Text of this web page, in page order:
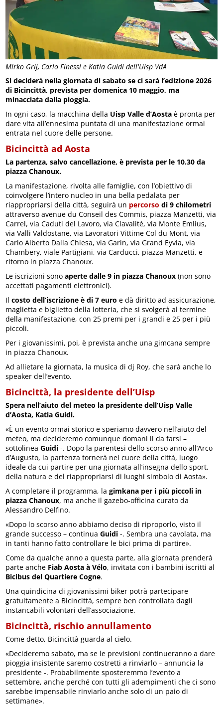
Mirko Grlj, Carlo Finessi e Katia Guidi dell'Uisp VdA
Si deciderà nella giornata di sabato se ci sarà l’edizione 2026
di Bicincittà, prevista per domenica 10 maggio, ma
minacciata dalla pioggia.
In ogni caso, la macchina della Uisp Valle d’Aosta è pronta per
dare vita all’ennesima puntata di una manifestazione ormai
entrata nel cuore delle persone.
Bicincittà ad Aosta
La partenza, salvo cancellazione, è prevista per le 10.30 da
piazza Chanoux.
La manifestazione, rivolta alle famiglie, con l’obiettivo di
coinvolgere l’intero nucleo in una bella pedalata per
riappropriarsi della città, seguirà un percorso di 9 chilometri
attraverso avenue du Conseil des Commis, piazza Manzetti, via
Carrel, via Caduti del Lavoro, via Clavalité, via Monte Emlius,
via Valli Valdostane, via Lavoratori Vittime Col du Mont, via
Carlo Alberto Dalla Chiesa, via Garin, via Grand Eyvia, via
Chambery, viale Partigiani, via Carducci, piazza Manzetti, e
ritorno in piazza Chanoux.
Le iscrizioni sonoaperte dalle 9 in piazza Chanoux (non sono
accettati pagamenti elettronici).
Ilcosto dell’iscrizione è di 7 euro e dà diritto ad assicurazione,
maglietta e biglietto della lotteria, che si svolgerà al termine
della manifestazione, con 25 premi per i grandi e 25 per i più
piccoli.
Per i giovanissimi, poi, è prevista anche una gimcana sempre
in piazza Chanoux.
Ad allietare la giornata, la musica di dj Roy, che sarà anche lo
speaker dell’evento.
Bicincittà, la presidente dell’Uisp
Spera nell’aiuto del meteo la presidente dell’Uisp Valle
d’Aosta, Katia Guidi.
«È un evento ormai storico e speriamo davvero nell’aiuto del
meteo, ma decideremo comunque domani il da farsi –
sottolineaGuidi -. Dopo la parentesi dello scorso anno all’Arco
d’Augusto, la partenza tornerà nel cuore della città, luogo
ideale da cui partire per una giornata all’insegna dello sport,
della natura e del riappropriarsi di luoghi simbolo di Aosta».
A completare il programma, lagimkana per i più piccoli in
piazza Chanoux, ma anche il gazebo-officina curato da
Alessandro Delfino.
«Dopo lo scorso anno abbiamo deciso di riproporlo, visto il
grande successo – continuaGuidi -. Sembra una cavolata, ma
in tanti hanno fatto controllare le bici prima di partire».
Come da qualche anno a questa parte, alla giornata prenderà
parte anche Fiab Aosta à Vélo, invitata con i bambini iscritti al
Bicibus del Quartiere Cogne.
Una quindicina di giovanissimi biker potrà partecipare
gratuitamente a Bicincittà, sempre ben controllata dagli
instancabili volontari dell’associazione.
Bicincittà, rischio annullamento
Come detto, Bicincittà guarda al cielo.
«Decideremo sabato, ma se le previsioni continueranno a dare
pioggia insistente saremo costretti a rinviarlo – annuncia la
presidente -. Probabilmente sposteremmo l’evento a
settembre, anche perché con tutti gli adempimenti che ci sono
sarebbe impensabile rinviarlo anche solo di un paio di
settimane».